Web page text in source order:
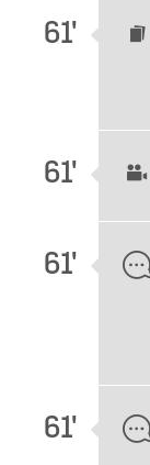
61'
61'
61'
61'